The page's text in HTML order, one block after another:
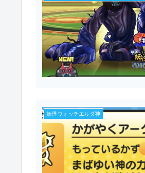
妖怪ウォッチエルダ神